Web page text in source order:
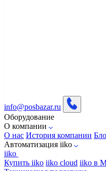
info@posbazar.ru
Оборудование
О компании
О нас История компании
Автоматизация iiko
iiko
Купить iiko iiko cloud iiko в